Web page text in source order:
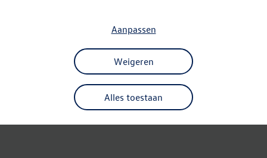
Alles toestaan
Weigeren
Aanpassen
Something went wrong. Please try
refreshing the app
Refresh